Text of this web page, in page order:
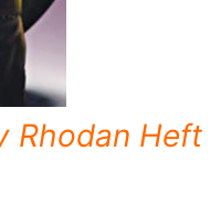
Rhodan Heft